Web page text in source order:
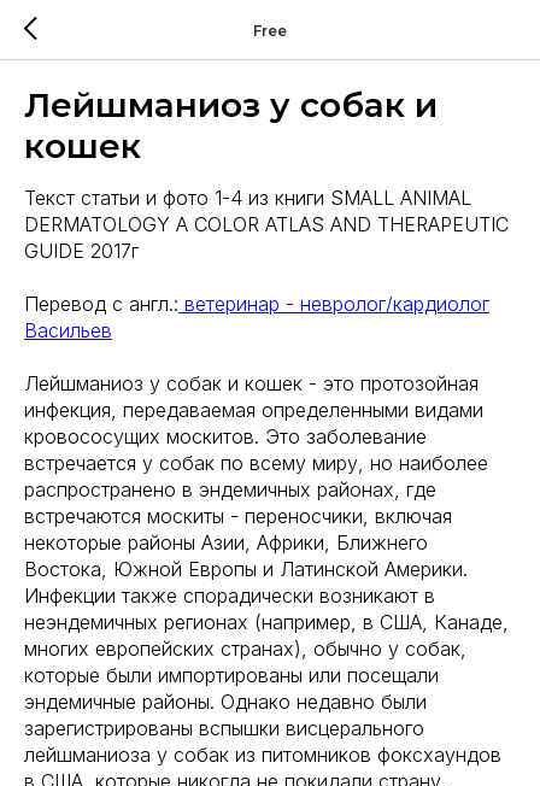
Free
Лейшманиоз у собак и
кошек
Текст статьи и фото 1-4 из книги SMALL ANIMAL
DERMATOLOGY A COLOR ATLAS AND THERAPEUTIC
GUIDE 2017г
Перевод с англ.: ветеринар - невролог/кардиолог
Васильев
Лейшманиоз у собак и кошек - это протозойная
инфекция, передаваемая определенными видами
кровососущих москитов. Это заболевание
встречается у собак по всему миру, но наиболее
распространено в эндемичных районах, где
встречаются москиты - переносчики, включая
некоторые районы Азии, Африки, Ближнего
Востока, Южной Европы и Латинской Америки.
Инфекции также спорадически возникают в
неэндемичных регионах (например, в США, Канаде,
многих европейских странах), обычно у собак,
которые были импортированы или посещали
эндемичные районы. Однако недавно были
зарегистрированы вспышки висцерального
лейшманиоза у собак из питомников фоксхаундов
в США, которые никогда не покидали страну.